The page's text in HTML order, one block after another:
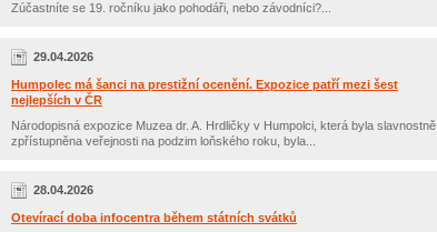
Zúčastníte se 19. ročníku jako pohodáři, nebo závodníci?...
29.04.2026
Humpolec má šanci na prestižní ocenění. Expozice patří mezi šest
nejlepších v ČR
Národopisná expozice Muzea dr. A. Hrdličky v Humpolci, která byla slavnostně
zpřístupněna veřejnosti na podzim loňského roku, byla...
28.04.2026
Otevírací doba infocentra během státních svátků